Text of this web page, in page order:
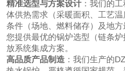
精准选型与方案设计 ：我们的
体供热需求（采暖面积、工艺
条件（场地、燃料储存）及地
您提供最优的锅炉选型（链条
放系统集成方案。
高品质产品制造 ：我们生产的